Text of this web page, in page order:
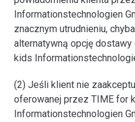
Informationstechnologien
znacznym utrudnieniu,
alternatywną opcję
kids
(2) Jeśli klient nie
oferowanej przez TIME for
Informationstechnologien